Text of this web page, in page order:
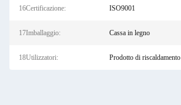
16Certificazione: ISO9001
17Imballaggio: Cassa in legno
18Utilizzatori: Prodotto di riscaldamento